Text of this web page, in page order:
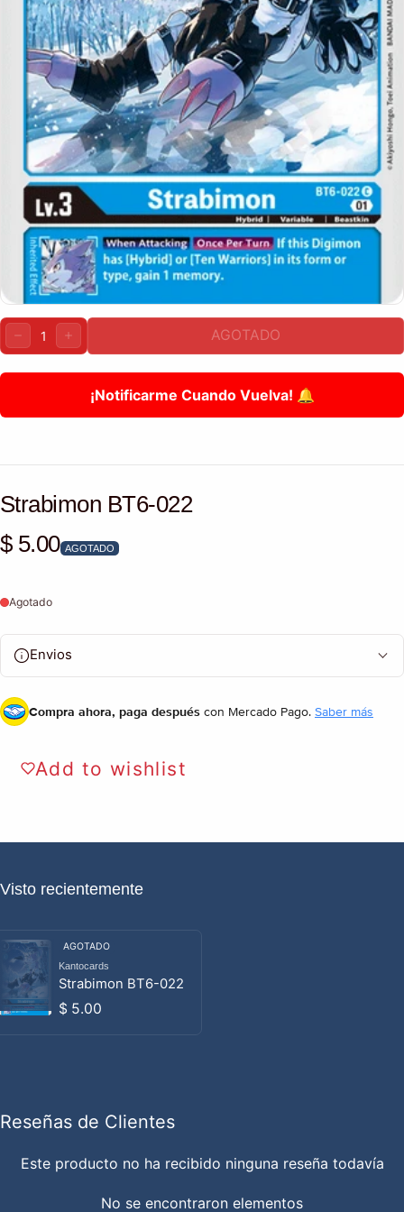
Cantidad:
DISMINUIRAUMENTAR AGOTADO
¡Notificarme Cuando Vuelva! 🔔
Strabimon BT6-022
Precio habitual
$ 5.00 AGOTADO
Agotado
Envios
Compra ahora, paga después con Mercado Pago. Saber más
Add to wishlist
Visto recientemente
AGOTADO
Proveedor:
Kantocards
Strabimon BT6-022
Precio habitual
$ 5.00
Reseñas de Clientes
Este producto no ha recibido ninguna reseña todavía
No se encontraron elementos